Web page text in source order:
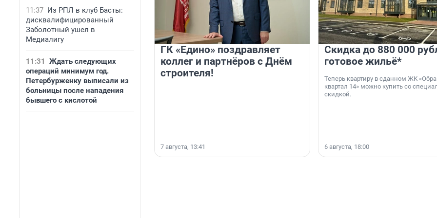
11:37 Из РПЛ в клуб Басты:
дисквалифицированный
Заболотный ушел в
Медиалигу
11:31
Ждать следующих
операций минимум год.
Петербурженку выписали из
больницы после нападения
бывшего с кислотой
ГК «Едино» поздравляет
коллег и партнёров с Днём
строителя!
7 августа, 13:41
Скидка до 880 000
готовое жильё*
Теперь квартиру в сданном ЖК
квартал 14» можно купить со
скидкой.
6 августа, 18:00